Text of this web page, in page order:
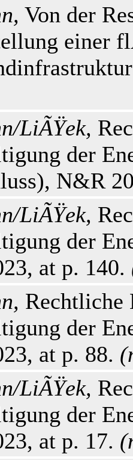
Von der
einer
LiÃŸek,
der
N&R
LiÃŸek,
der
at p. 140.
Rechtliche
der
at p. 88. (
LiÃŸek,
der
at p. 17. (